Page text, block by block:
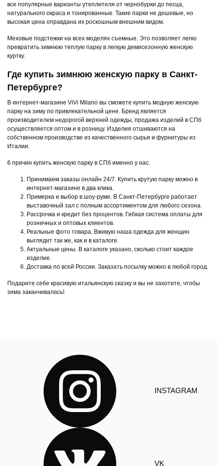
все популярные варианты утеплителя от чернобурки до песца,
натурального окраса и тонированные. Такие парки не дешевые, но
высокая цена оправдана их роскошным внешним видом.
Меховые подстежки на всех моделях съемные. Это позволяет легко
превратить зимнюю теплую парку в легкую демисезонную женскую
куртку.
Где купить зимнюю женскую парку в Санкт-
Петербурге?
В интернет-магазине ViVi Milano вы сможете купить модную женскую
парку на зиму по привлекательной цене. Бренд является
производителем недорогой верхней одежды, продажа изделий в СПб
осуществляется оптом и в розницу. Изделия отшиваются на
собственном производстве из качественного сырья и фурнитуры из
Италии.
6 причин купить женскую парку в СПб именно у нас.
Принимаем заказы онлайн 24/7. Купить крутую парку можно в
интернет-магазине в два клика.
Примерка и выбор в шоу-руме. В Санкт-Петербурге работает
выставочный зал с полным ассортиментом для любого сезона.
Рассрочка и кредит без процентов. Гибкая система оплаты для
розничных и оптовых клиентов.
Реальные фото товара. Вживую наша одежда для женщин
выглядит так же, как и в каталоге.
Актуальные цены. В каталоге указано, сколько стоит каждое
изделие.
Доставка по всей России. Заказать посылку можно в любой город.
Подарите себе красивую итальянскую сказку и вы не захотите, чтобы
зима заканчивалась!
INSTAGRAM
VK